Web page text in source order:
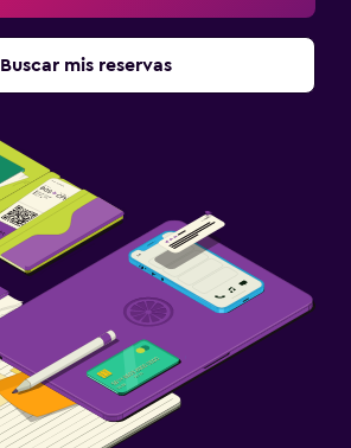
Buscar mis reservas